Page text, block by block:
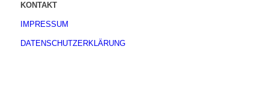
KONTAKT
IMPRESSUM
DATENSCHUTZERKLÄRUNG